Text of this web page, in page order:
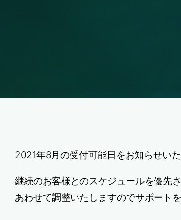
2021年8月の受付可能日をお知らせい
継続のお客様とのスケジュールを優先
あわせて調整いたしますのでサポート